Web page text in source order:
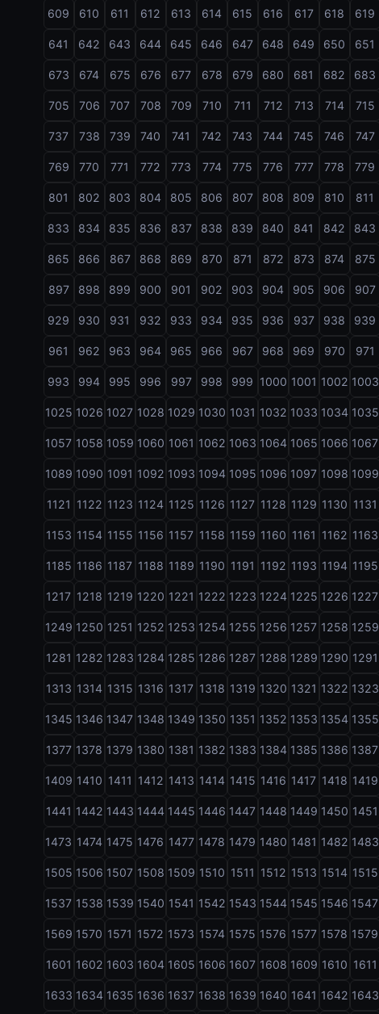
609 610 611 612 613 614 615 616 617 618 619
641 642 643 644 645 646 647 648 649 650 651
673 674 675 676 677 678 679 680 681 682 683
705 706 707 708 709 710 711 712 713 714 715
737 738 739 740 741 742 743 744 745 746 747
769 770 771 772 773 774 775 776 777 778 779
801 802 803 804 805 806 807 808 809 810 811
833 834 835 836 837 838 839 840 841 842 843
865 866 867 868 869 870 871 872 873 874 875
897 898 899 900 901 902 903 904 905 906 907
929 930 931 932 933 934 935 936 937 938 939
961 962 963 964 965 966 967 968 969 970 971
993 994 995 996 997 998 999 1000 1001 1002 1003
1025 1026 1027 1028 1029 1030 1031 1032 1033 1034 1035
1057 1058 1059 1060 1061 1062 1063 1064 1065 1066 1067
1089 1090 1091 1092 1093 1094 1095 1096 1097 1098 1099
1121 1122 1123 1124 1125 1126 1127 1128 1129 1130 1131
1153 1154 1155 1156 1157 1158 1159 1160 1161 1162 1163
1185 1186 1187 1188 1189 1190 1191 1192 1193 1194 1195
1217 1218 1219 1220 1221 1222 1223 1224 1225 1226 1227
1249 1250 1251 1252 1253 1254 1255 1256 1257 1258 1259
1281 1282 1283 1284 1285 1286 1287 1288 1289 1290 1291
1313 1314 1315 1316 1317 1318 1319 1320 1321 1322 1323
1345 1346 1347 1348 1349 1350 1351 1352 1353 1354 1355
1377 1378 1379 1380 1381 1382 1383 1384 1385 1386 1387
1409 1410 1411 1412 1413 1414 1415 1416 1417 1418 1419
1441 1442 1443 1444 1445 1446 1447 1448 1449 1450 1451
1473 1474 1475 1476 1477 1478 1479 1480 1481 1482 1483
1505 1506 1507 1508 1509 1510 1511 1512 1513 1514 1515
1537 1538 1539 1540 1541 1542 1543 1544 1545 1546 1547
1569 1570 1571 1572 1573 1574 1575 1576 1577 1578 1579
1601 1602 1603 1604 1605 1606 1607 1608 1609 1610 1611
1633 1634 1635 1636 1637 1638 1639 1640 1641 1642 1643